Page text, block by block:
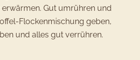
erwärmen. Gut umrühren und
Flockenmischung geben,
und alles gut verrühren.